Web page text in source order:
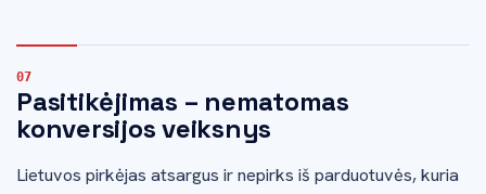
Pasitikėjimas – nematomas
konversijos veiksnys
Lietuvos pirkėjas atsargus ir nepirks iš parduotuvės, kuria